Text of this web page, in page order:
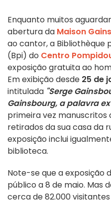
Enquanto muitos
abertura da Maison
ao cantor, a Bibliothèque
(Bpi) do Centro
exposição gratuita ao
Em exibição desde 25 de
intitulada "Serge
Gainsbourg, a palavra ex
primeira vez manuscritos
retirados da sua casa da
exposição inclui
biblioteca.
Note-se que a exposição
público a 8 de maio. Mas
cerca de 82.000